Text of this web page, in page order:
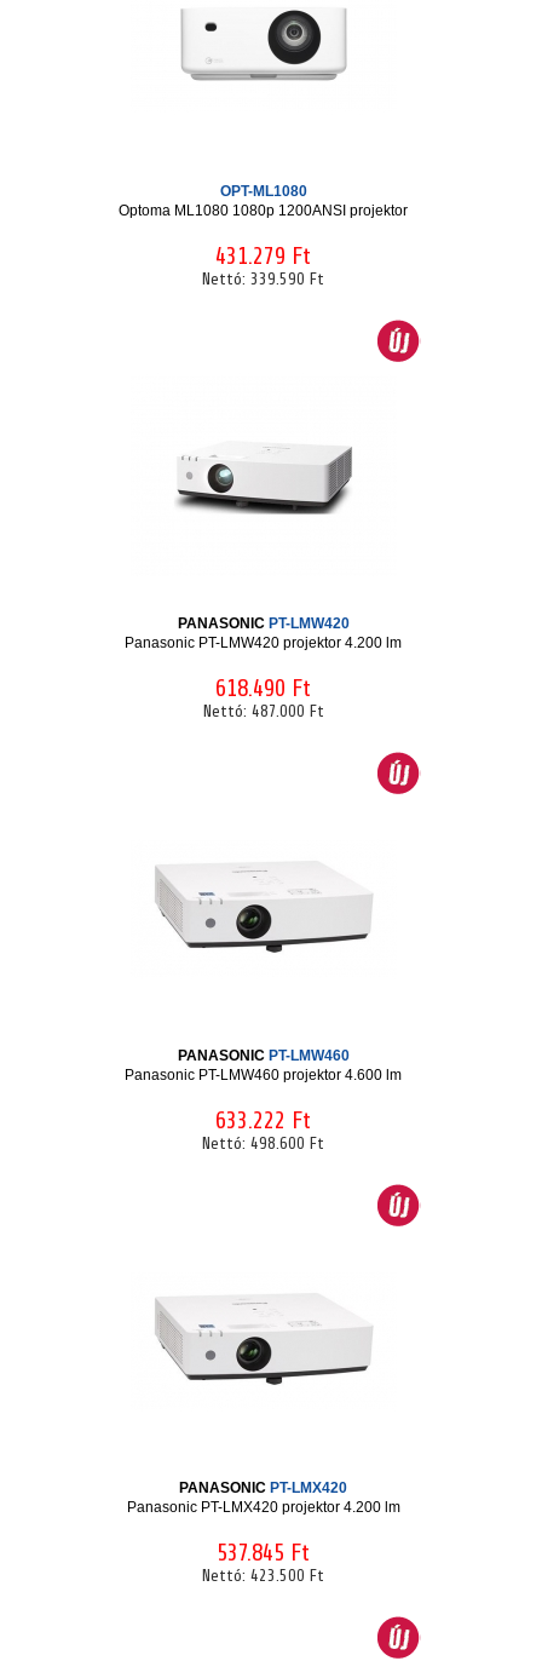
OPT-ML1080
Optoma ML1080 1080p 1200ANSI projektor
431.279 Ft
Nettó: 339.590 Ft
PANASONIC PT-LMW420
Panasonic PT-LMW420 projektor 4.200 lm
618.490 Ft
Nettó: 487.000 Ft
PANASONIC PT-LMW460
Panasonic PT-LMW460 projektor 4.600 lm
633.222 Ft
Nettó: 498.600 Ft
PANASONIC PT-LMX420
Panasonic PT-LMX420 projektor 4.200 lm
537.845 Ft
Nettó: 423.500 Ft